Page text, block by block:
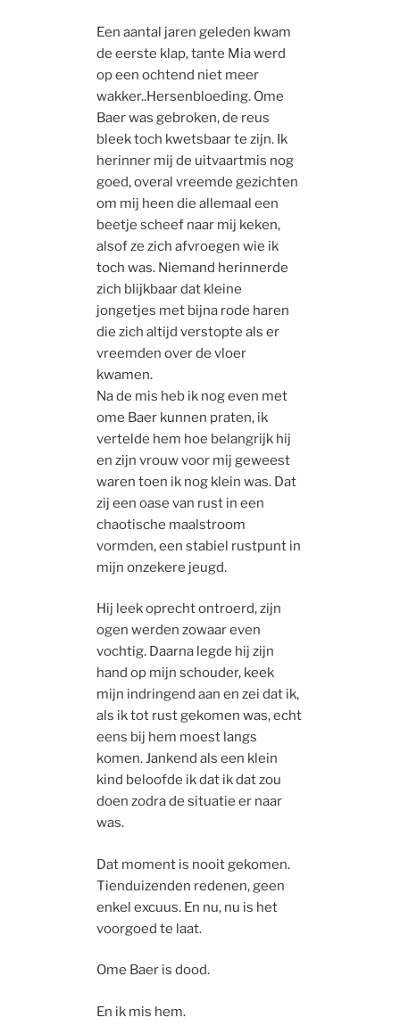
Een aantal jaren geleden kwam
de eerste klap, tante Mia werd
op een ochtend niet meer
wakker..Hersenbloeding. Ome
Baer was gebroken, de reus
bleek toch kwetsbaar te zijn. Ik
herinner mij de uitvaartmis nog
goed, overal vreemde gezichten
om mij heen die allemaal een
beetje scheef naar mij keken,
alsof ze zich afvroegen wie ik
toch was. Niemand herinnerde
zich blijkbaar dat kleine
jongetjes met bijna rode haren
die zich altijd verstopte als er
vreemden over de vloer
kwamen.
Na de mis heb ik nog even met
ome Baer kunnen praten, ik
vertelde hem hoe belangrijk hij
en zijn vrouw voor mij geweest
waren toen ik nog klein was. Dat
zij een oase van rust in een
chaotische maalstroom
vormden, een stabiel rustpunt in
mijn onzekere jeugd.
Hij leek oprecht ontroerd, zijn
ogen werden zowaar even
vochtig. Daarna legde hij zijn
hand op mijn schouder, keek
mijn indringend aan en zei dat ik,
als ik tot rust gekomen was, echt
eens bij hem moest langs
komen. Jankend als een klein
kind beloofde ik dat ik dat zou
doen zodra de situatie er naar
was.
Dat moment is nooit gekomen.
Tienduizenden redenen, geen
enkel excuus. En nu, nu is het
voorgoed te laat.
Ome Baer is dood.
En ik mis hem.